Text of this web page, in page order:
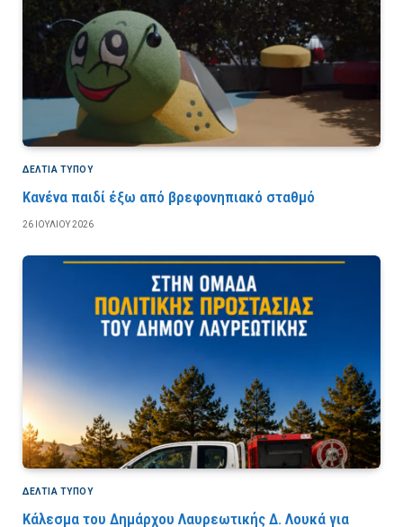
ΔΕΛΤΙΑ ΤΥΠΟΥ
Κανένα παιδί έξω από βρεφονηπιακό σταθμό
26 ΙΟΥΛΊΟΥ 2026
ΔΕΛΤΙΑ ΤΥΠΟΥ
Κάλεσμα του Δημάρχου Λαυρεωτικής Δ. Λουκά για